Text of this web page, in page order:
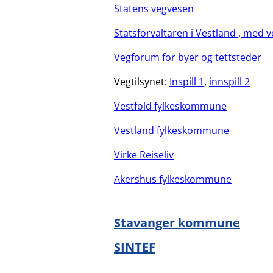
Statens vegvesen
Statsforvaltaren i Vestland , med
Vegforum for byer og tettsteder
Vegtilsynet: Inspill 1, innspill 2
Vestfold fylkeskommune
Vestland fylkeskommune
Virke Reiseliv
Akershus fylkeskommune
Stavanger kommune
SINTEF